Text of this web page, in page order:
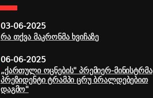
03-06-2025
რა თქვა მაკრონმა ხვიჩაზე
06-06-2025
„ქართული ოცნების" პრემიერ-მინისტრმა
პრეზიდენტი ტრამპი ცრუ ბრალდებებით
დაგმო"